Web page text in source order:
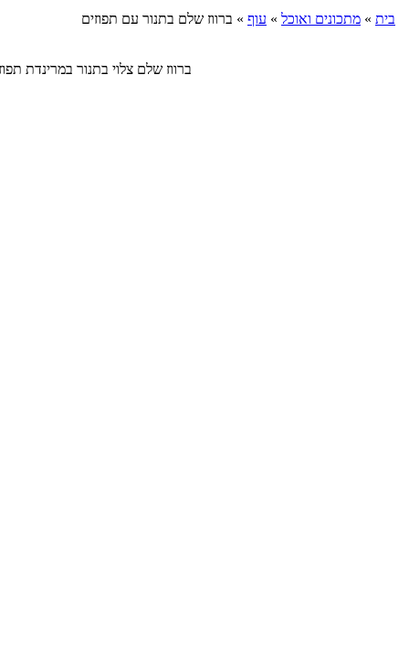
בית » מתכונים ואוכל » עוף » ברווז שלם בתנור עם תפוזים
ברווז שלם צלוי בתנור במרינדת תפוזים,